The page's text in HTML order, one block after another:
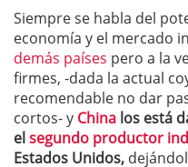
Siempre se habla del
economía y el mercado
demás países pero a la
firmes, -dada la actual
recomendable no dar
cortos- y China los está
elsegundo productor
Estados Unidos,